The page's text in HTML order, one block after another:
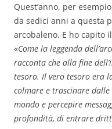
Quest’anno, per
da sedici anni a questa
arcobaleno. E ho capito
«Come la leggenda
racconta che alla fine
tesoro. Il vero tesoro era
colmare e trascinare dalle
mondo e percepire
profondità, di entrare